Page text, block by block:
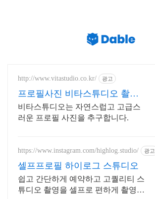
http://www.vitastudio.co.kr/ 광고
프로필사진 비타스튜디오 촬영
당일 1:1 사진수정
비타스튜디오는 자연스럽고 고급스
러운 프로필 사진을 추구합니다.
https://www.instagram.com/highlog.studio/ 광고
셀프프로필 하이로그 스튜디오
쉽고 간단하게 예약하고 고퀄리티 스
튜디오 촬영을 셀프로 편하게 촬영하